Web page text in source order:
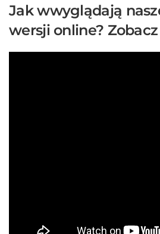
Jak wwyglądają
wersji online?